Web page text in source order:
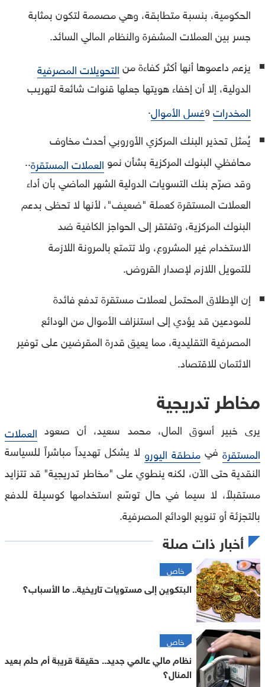
الحكومية، بنسبة متطابقة، وهي مصممة لتكون بمثابة
جسر بين العملات المشفرة والنظام المالي السائد.
يزعم داعموها أنها أكثر كفاءة منالتحويلات المصرفية
الدولية، إلا أن إخفاء هويتها جعلها قنوات شائعة لتهريب
المخدراتوغسل الأموال.
يُمثل تحذير البنك المركزي الأوروبي أحدث مخاوف
محافظي البنوك المركزية بشأن نمو العملات المستقرة..
وقد صرّح بنك التسويات الدولية الشهر الماضي بأن أداء
العملات المستقرة كعملة "ضعيف"، لأنها لا تحظى بدعم
البنوك المركزية، وتفتقر إلى الحواجز الكافية ضد
الاستخدام غير المشروع، ولا تتمتع بالمرونة اللازمة
للتمويل اللازم لإصدار القروض.
إن الإطلاق المحتمل لعملات مستقرة تدفع فائدة
للمودعين قد يؤدي إلى استنزاف الأموال من الودائع
المصرفية التقليدية، مما يعيق قدرة المقرضين على توفير
الائتمان للاقتصاد.
مخاطر تدريجية
يرى خبير أسوق المال، محمد سعيد، أن صعود العملات
المستقرة في منطقة اليورو لا يشكل تهديداً مباشراً للسياسة
النقدية حتى الآن، لكنه ينطوي على "مخاطر تدريجية" قد تتزايد
مستقبلاً، لا سيما في حال توسّع استخدامها كوسيلة للدفع
بالتجزئة أو تنويع الودائع المصرفية.
أخبار ذات صلة
خاص
البتكوين إلى مستويات تاريخية.. ما الأسباب؟
خاص
نظام مالي عالمي جديد.. حقيقة قريبة أم حلم بعيد
المنال؟